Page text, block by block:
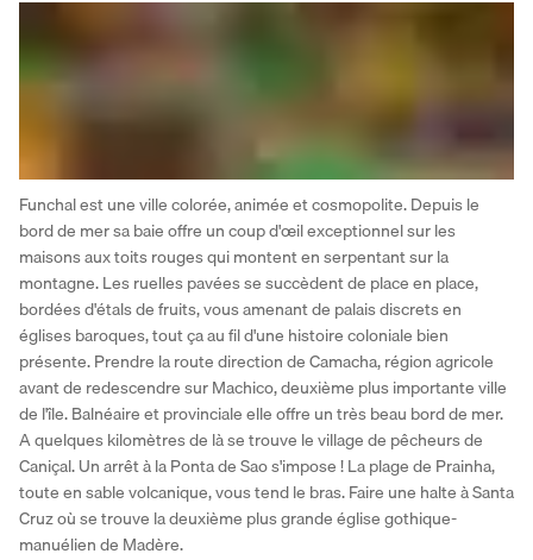
Funchal est une ville colorée, animée et cosmopolite. Depuis le
bord de mer sa baie offre un coup d'œil exceptionnel sur les
maisons aux toits rouges qui montent en serpentant sur la
montagne. Les ruelles pavées se succèdent de place en place,
bordées d'étals de fruits, vous amenant de palais discrets en
églises baroques, tout ça au fil d'une histoire coloniale bien
présente. Prendre la route direction de Camacha, région agricole
avant de redescendre sur Machico, deuxième plus importante ville
de l'île. Balnéaire et provinciale elle offre un très beau bord de mer.
A quelques kilomètres de là se trouve le village de pêcheurs de
Caniçal. Un arrêt à la Ponta de Sao s'impose ! La plage de Prainha,
toute en sable volcanique, vous tend le bras. Faire une halte à Santa
Cruz où se trouve la deuxième plus grande église gothique-
manuélien de Madère.